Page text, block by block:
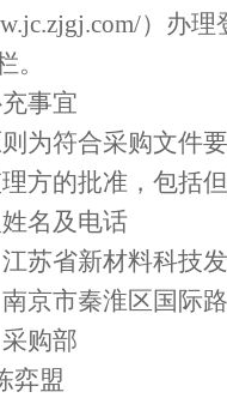
）办
。
事宜
为符合采购文件
方的批准，包括
名及电话
苏省新材料科技
京市秦淮区国际路
购部
弈盟